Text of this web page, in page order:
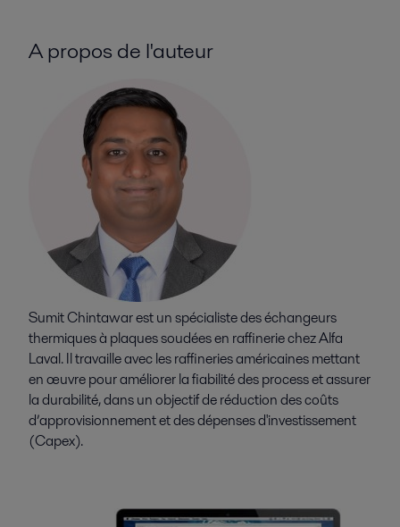
A propos de l'auteur
Sumit Chintawar est un spécialiste des échangeurs
thermiques à plaques soudées en raffinerie chez Alfa
Laval. Il travaille avec les raffineries américaines mettant
en œuvre pour améliorer la fiabilité des process et assurer
la durabilité, dans un objectif de réduction des coûts
d’approvisionnement et des dépenses d'investissement
(Capex).